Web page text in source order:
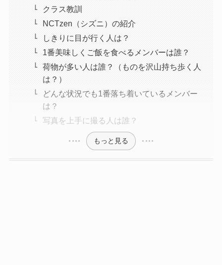
クラス教訓
NCTzen（シズニ）の紹介
しきりに目が行く人は？
1番美味しくご飯を食べるメンバーは誰？
荷物が多い人は誰？（ものを沢山持ち歩く人
は？）
どんな状況でも1番落ち着いているメンバー
は？
写真を上手に撮る人は誰？
もっと見る